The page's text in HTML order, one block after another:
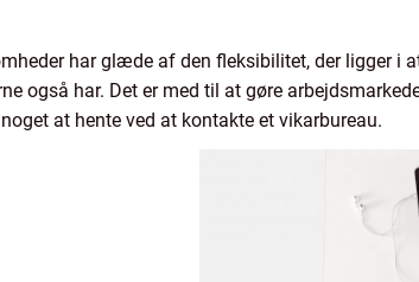
har glæde af den fleksibilitet, der ligger i
også har. Det er med til at gøre
at hente ved at kontakte et vikarbureau.